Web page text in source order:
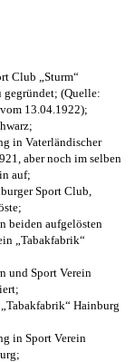
Club „Sturm“
gegründet; (Quelle:
13.04.1922);
in Vaterländischer
aber noch im selben
auf;
Sport Club,
beiden aufgelösten
„Tabakfabrik“
und Sport Verein
Hainburg
in Sport Verein